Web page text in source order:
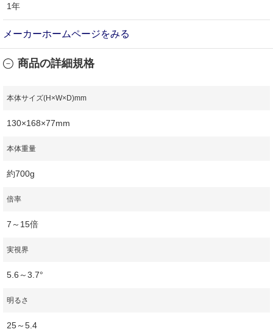
1年
メーカーホームページをみる
商品の詳細規格
本体サイズ(H×W×D)mm
130×168×77mm
本体重量
約700g
倍率
7～15倍
実視界
5.6～3.7°
明るさ
25～5.4